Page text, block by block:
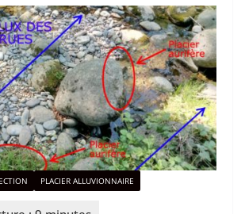
PLACIER ALLUVIONNAIRE